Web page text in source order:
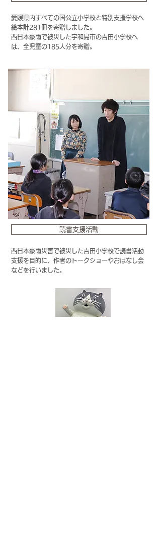
愛媛県内すべての国公立小学校と特別支援学校へ
絵本計281冊を寄贈しました。
​西日本豪雨で被災した宇和島市の吉田小学校へ
は、全児童の185人分を寄贈。
読書支援活動
西日本豪雨災害で被災した吉田小学校で読書活動
支援を目的に、作者のトークショーやおはなし会
などを行いました。